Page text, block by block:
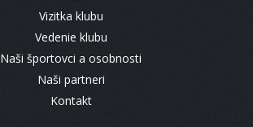
Vizitka klubu
Vedenie klubu
Naši športovci a osobnosti
Naši partneri
Kontakt